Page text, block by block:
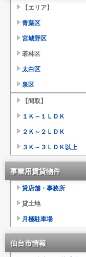
【エリア】
青葉区
宮城野区
若林区
太白区
泉区
【間取】
１Ｋ～１ＬＤＫ
２Ｋ～２ＬＤＫ
３Ｋ～３ＬＤＫ以上
事業用賃貸物件
貸店舗・事務所
貸土地
月極駐車場
仙台市情報